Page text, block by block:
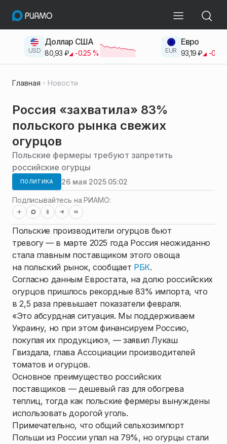
USD
Доллар США
80,93 ₽ -0.25% EUR
Евро
93,19 ₽ -0.42
Главная Новости
Россия «захватила» 83%
польского рынка свежих
огурцов
Польские фермеры требуют запретить
российские огурцы
ПОЛИТИКА 26 мая 2025 05:02
Подписывайтесь на РИАМО:
Польские производители огурцов бьют
тревогу — в марте 2025 года Россия неожиданно
стала главным поставщиком этого овоща
на польский рынок, сообщает РБК.
Согласно данным Евростата, на долю российских
огурцов пришлось рекордные 83% импорта, что
в 2,5 раза превышает показатели февраля.
«Это абсурдная ситуация. Мы поддерживаем
Украину, но при этом финансируем Россию,
покупая их продукцию», — заявил Лукаш
Гвиздала, глава Ассоциации производителей
томатов и огурцов.
Основное преимущество российских
поставщиков — дешевый газ для обогрева
теплиц, тогда как польские фермеры вынуждены
использовать дорогой уголь.
Примечательно, что общий сельхозимпорт
Польши из России упал на 79%, но огурцы стали